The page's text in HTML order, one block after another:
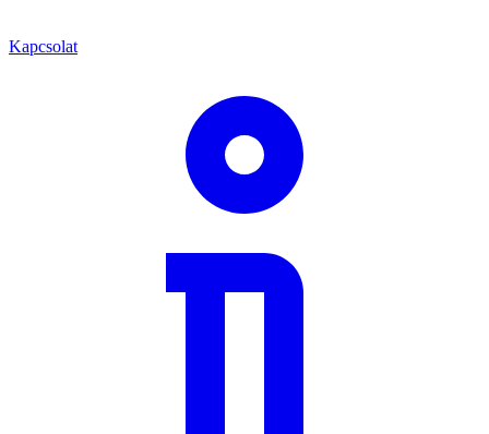
Kapcsolat